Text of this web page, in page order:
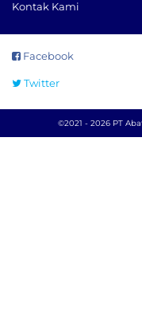
Kontak Kami
Facebook
Twitter
©2021 - 2026 PT